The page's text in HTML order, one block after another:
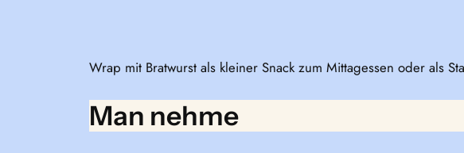
Wrap mit Bratwurst als kleiner Snack zum Mittagessen oder als
Man nehme